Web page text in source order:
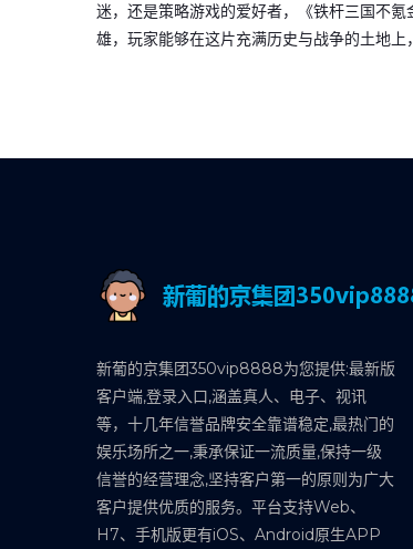
迷，还是策略游戏的爱好者，《铁杆三国不
雄，玩家能够在这片充满历史与战争的土地上
新葡的京集团350vip8888为您提供:最新版
客户端,登录入口,涵盖真人、电子、视讯
等，十几年信誉品牌安全靠谱稳定,最热门的
娱乐场所之一,秉承保证一流质量,保持一级
信誉的经营理念,坚持客户第一的原则为广大
客户提供优质的服务。平台支持Web、
H7、手机版更有iOS、Android原生APP